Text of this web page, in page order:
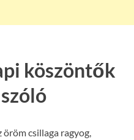
köszöntők
csillaga ragyog,